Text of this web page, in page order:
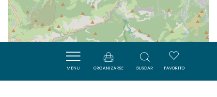
MENU ORGANIZARSE BUSCAR FAVORITO